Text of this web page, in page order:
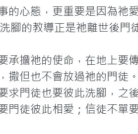
的心態，更重要是因為祂
腳的教導正是祂離世後門
承擔祂的使命，在地上要
撒但也不會放過祂的門徒
求門徒也要彼此洗腳，之
門徒彼此相愛；信徒不單